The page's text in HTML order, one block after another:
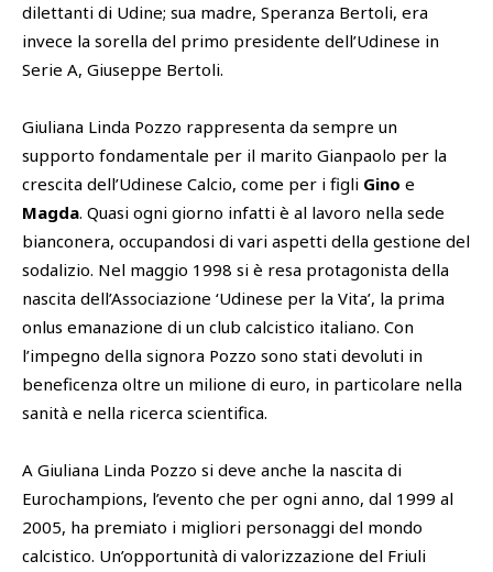
dilettanti di Udine; sua madre, Speranza Bertoli, era
invece la sorella del primo presidente dell’Udinese in
Serie A, Giuseppe Bertoli.
Giuliana Linda Pozzo rappresenta da sempre un
supporto fondamentale per il marito Gianpaolo per la
crescita dell’Udinese Calcio, come per i figli Gino e
Magda. Quasi ogni giorno infatti è al lavoro nella sede
bianconera, occupandosi di vari aspetti della gestione del
sodalizio. Nel maggio 1998 si è resa protagonista della
nascita dell’Associazione ‘Udinese per la Vita’, la prima
onlus emanazione di un club calcistico italiano. Con
l’impegno della signora Pozzo sono stati devoluti in
beneficenza oltre un milione di euro, in particolare nella
sanità e nella ricerca scientifica.
A Giuliana Linda Pozzo si deve anche la nascita di
Eurochampions, l’evento che per ogni anno, dal 1999 al
2005, ha premiato i migliori personaggi del mondo
calcistico. Un’opportunità di valorizzazione del Friuli